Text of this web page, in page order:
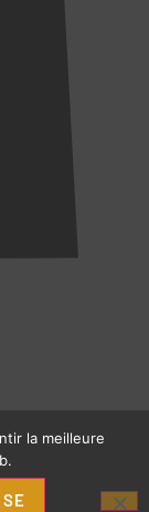
la meilleure